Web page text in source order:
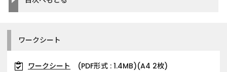
ワークシート
ワークシート
(PDF形式 : 1.4MB)(A4 2枚)